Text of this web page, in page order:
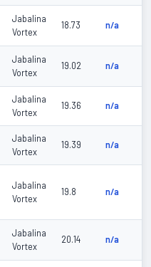
Jabalina
Vortex
18.73 n/a
Jabalina
Vortex
19.02 n/a
Jabalina
Vortex
19.36 n/a
Jabalina
Vortex
19.39 n/a
Jabalina
Vortex
19.8 n/a
Jabalina
Vortex
20.14 n/a